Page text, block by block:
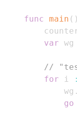
func main ( )
var
//
for i
        wg
.
go